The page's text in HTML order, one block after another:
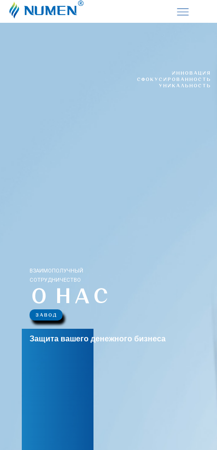
ИННОВАЦИЯ
СФОКУСИРОВАННОСТЬ
УНИКАЛЬНОСТЬ
ВЗАИМОПОЛУЧНЫЙ
СОТРУДНИЧЕСТВО
О НАС
ЗАВОД
Защита вашего денежного бизнеса